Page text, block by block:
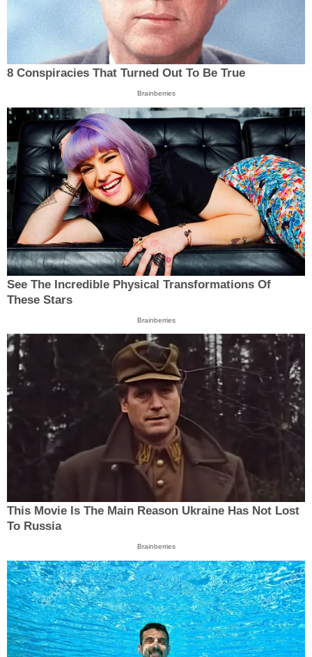
8 Conspiracies That Turned Out To Be True
Brainberries
See The Incredible Physical Transformations Of
These Stars
Brainberries
This Movie Is The Main Reason Ukraine Has Not Lost
To Russia
Brainberries